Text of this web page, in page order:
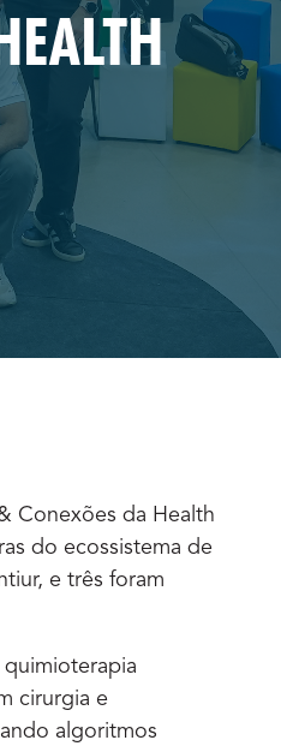
Conexões da Health
do ecossistema de
e três foram
quimioterapia
cirurgia e
algoritmos